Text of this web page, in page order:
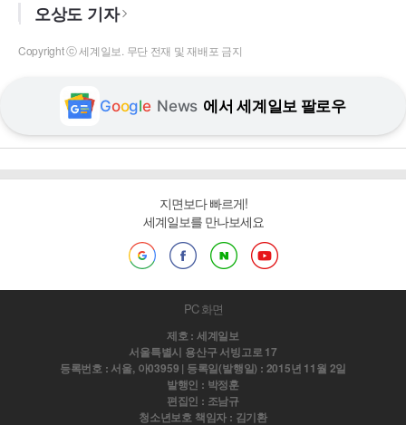
오상도 기자
Copyright ⓒ 세계일보. 무단 전재 및 재배포 금지
Google News 에서 세계일보 팔로우
지면보다 빠르게!
세계일보를 만나보세요
PC 화면
제호 : 세계일보
서울특별시 용산구 서빙고로 17
등록번호 : 서울, 아03959 | 등록일(발행일) : 2015년 11월 2일
발행인 : 박정훈
편집인 : 조남규
청소년보호 책임자 : 김기환